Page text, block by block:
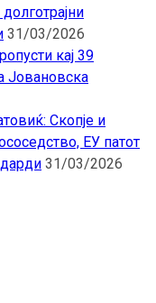
31/03/2026
кај 39
Јовановска
Скопје и
ЕУ патот
31/03/2026